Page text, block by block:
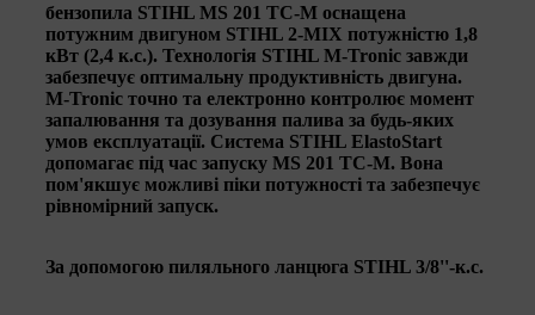
бензопила STIHL MS 201 TC-M оснащена
потужним двигуном STIHL 2-MIX потужністю 1,8
кВт (2,4 к.с.). Технологія STIHL M-Tronic завжди
забезпечує оптимальну продуктивність двигуна.
M-Tronic точно та електронно контролює момент
запалювання та дозування палива за будь-яких
умов експлуатації. Система STIHL ElastoStart
допомагає під час запуску MS 201 TC-M. Вона
пом'якшує можливі піки потужності та забезпечує
рівномірний запуск.
За допомогою пиляльного ланцюга STIHL 3/8''-к.с.